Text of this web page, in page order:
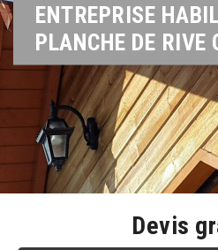
ENTREPRISE
PLANCHE DE
Devis